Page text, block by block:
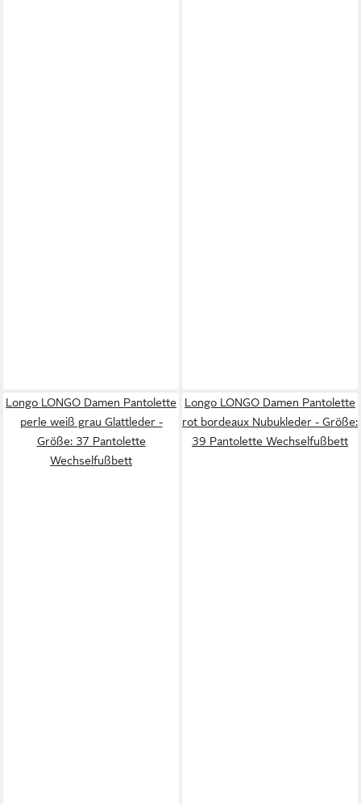
Longo LONGO Damen Pantolette
perle weiß grau Glattleder -
Größe: 37 Pantolette
Wechselfußbett
Longo LONGO Damen Pantolette
rot bordeaux Nubukleder - Größe:
39 Pantolette Wechselfußbett